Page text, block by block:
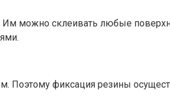
можно склеивать любые
Поэтому фиксация резины